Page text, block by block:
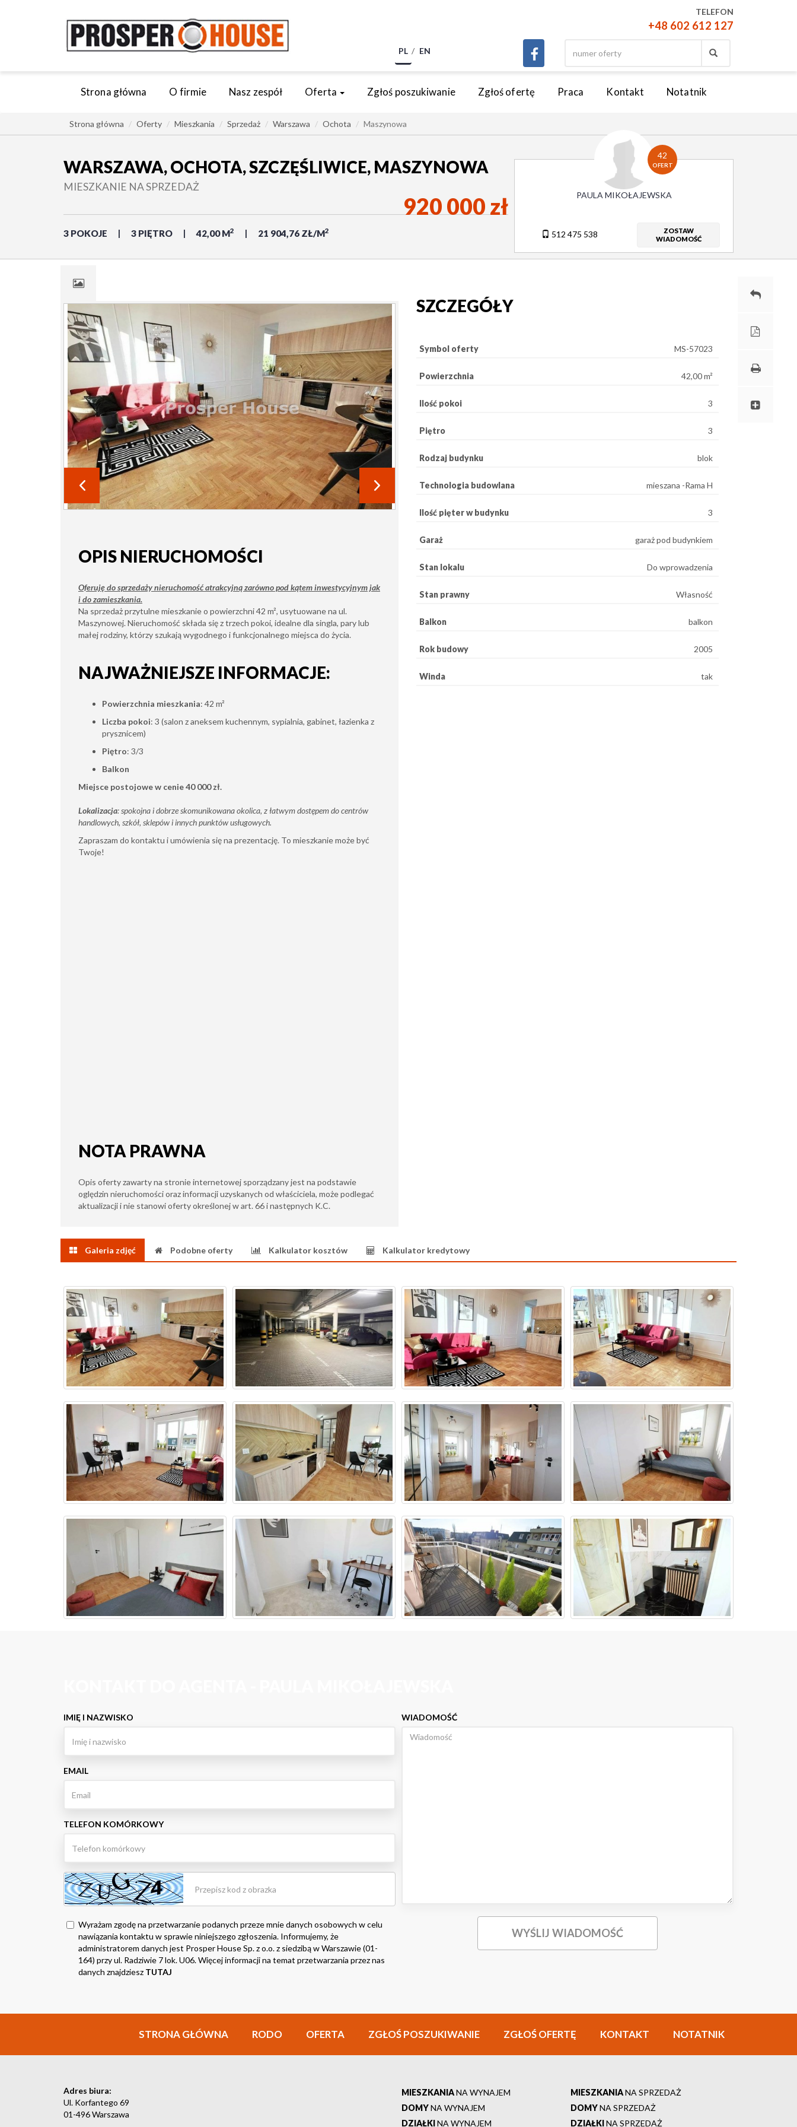
TELEFON
+48 602 612 127
PL EN
Strona główna O firmie Nasz zespół Oferta Zgłoś poszukiwanie Zgłoś ofertę Praca Kontakt Notatnik
Strona główna Oferty Mieszkania Sprzedaż Warszawa Ochota Maszynowa
WARSZAWA, OCHOTA, SZCZĘŚLIWICE, MASZYNOWA
MIESZKANIE NA SPRZEDAŻ
3 POKOJE 3 PIĘTRO 42,00 M2 21 904,76 ZŁ/M2
920 000 zł
42
OFERT
PAULA MIKOŁAJEWSKA
512 475 538
ZOSTAW
WIADOMOŚĆ
OPIS NIERUCHOMOŚCI
Oferuję do sprzedaży nieruchomość atrakcyjną zarówno pod kątem inwestycyjnym jak
i do zamieszkania.
Na sprzedaż przytulne mieszkanie o powierzchni 42 m², usytuowane na ul.
Maszynowej. Nieruchomość składa się z trzech pokoi, idealne dla singla, pary lub
małej rodziny, którzy szukają wygodnego i funkcjonalnego miejsca do życia.
NAJWAŻNIEJSZE INFORMACJE:
Powierzchnia mieszkania: 42 m²
Liczba pokoi: 3 (salon z aneksem kuchennym, sypialnia, gabinet, łazienka z
prysznicem)
Piętro: 3/3
Balkon
Miejsce postojowew cenie 40 000 zł.
Lokalizacja: spokojna i dobrze skomunikowana okolica, z łatwym dostępem do centrów
handlowych, szkół, sklepów i innych punktów usługowych.
Zapraszam do kontaktu i umówienia się na prezentację. To mieszkanie może być
Twoje!
NOTA PRAWNA
Opis oferty zawarty na stronie internetowej sporządzany jest na podstawie
oględzin nieruchomości oraz informacji uzyskanych od właściciela, może podlegać
aktualizacji i nie stanowi oferty określonej w art. 66 i następnych K.C.
SZCZEGÓŁY
Symbol oferty MS-57023
Powierzchnia 42,00 m²
Ilość pokoi 3
Piętro 3
Rodzaj budynku blok
Technologia budowlana mieszana -Rama H
Ilość pięter w budynku 3
Garaż garaż pod budynkiem
Stan lokalu Do wprowadzenia
Stan prawny Własność
Balkon balkon
Rok budowy 2005
Winda tak
Galeria zdjęć Podobne oferty Kalkulator kosztów Kalkulator kredytowy
IMIĘ I NAZWISKO
EMAIL
TELEFON KOMÓRKOWY
Wyrażam zgodę na przetwarzanie podanych przeze mnie danych osobowych w celu
nawiązania kontaktu w sprawie niniejszego zgłoszenia. Informujemy, że
administratorem danych jest Prosper House Sp. z o.o. z siedzibą w Warszawie (01-
164) przy ul. Radziwie 7 lok. U06. Więcej informacji na temat przetwarzania przez nas
danych znajdziesz TUTAJ
WIADOMOŚĆ
STRONA GŁÓWNA RODO OFERTA ZGŁOŚ POSZUKIWANIE ZGŁOŚ OFERTĘ KONTAKT NOTATNIK
Adres biura:
Ul. Korfantego 69
01-496 Warszawa
MIESZKANIANA WYNAJEM
DOMYNA WYNAJEM
DZIAŁKINA WYNAJEM
MIESZKANIANA SPRZEDAŻ
DOMYNA SPRZEDAŻ
DZIAŁKINA SPRZEDAŻ